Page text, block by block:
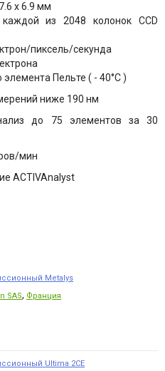
x 6.9 мм
из 2048 колонок CCD
пиксель/секунда
Пельте ( - 40°C )
ниже 190 нм
до 75 элементов за 30
мин
ACTIVAnalyst
Metalys
SAS, Франция
Ultima 2СЕ